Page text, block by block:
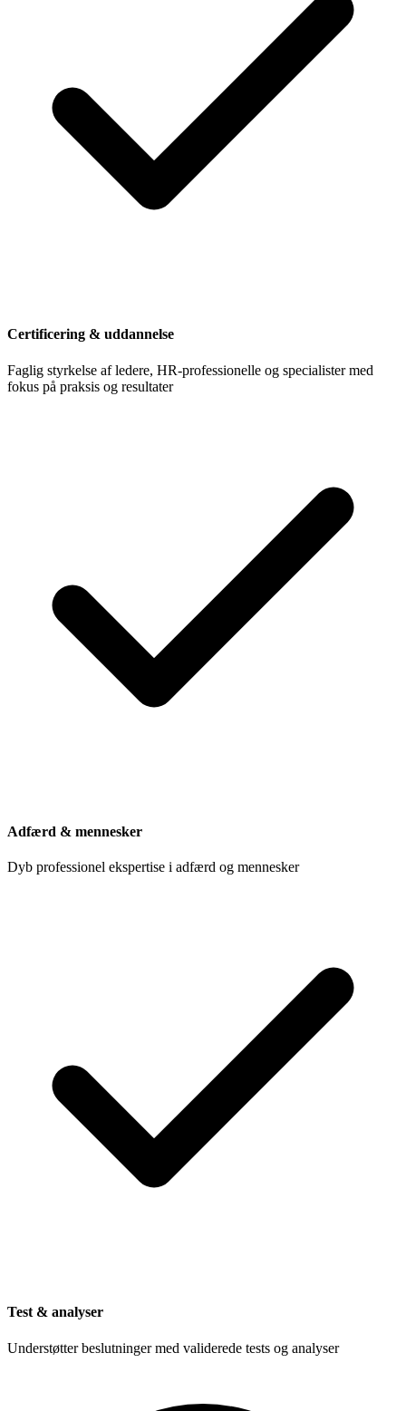
Certificering & uddannelse
Faglig styrkelse af ledere, HR-professionelle og specialister med
fokus på praksis og resultater
Adfærd & mennesker
Dyb professionel ekspertise i adfærd og mennesker
Test & analyser
Understøtter beslutninger med validerede tests og analyser